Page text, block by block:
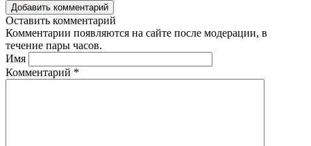
Добавить комментарий
Оставить комментарий
Комментарии появляются на сайте после модерации, в
течение пары часов.
Имя
Комментарий *